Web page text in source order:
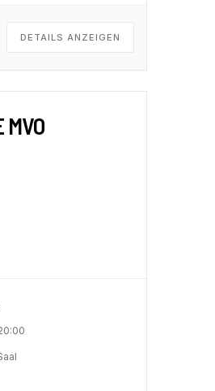
DETAILS ANZEIGEN
MVO